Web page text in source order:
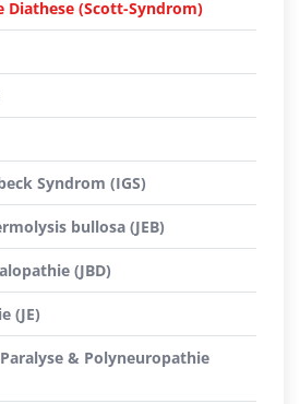
Diathese (Scott-Syndrom)
Syndrom (IGS)
bullosa (JEB)
(JBD)
(JE)
& Polyneuropathie